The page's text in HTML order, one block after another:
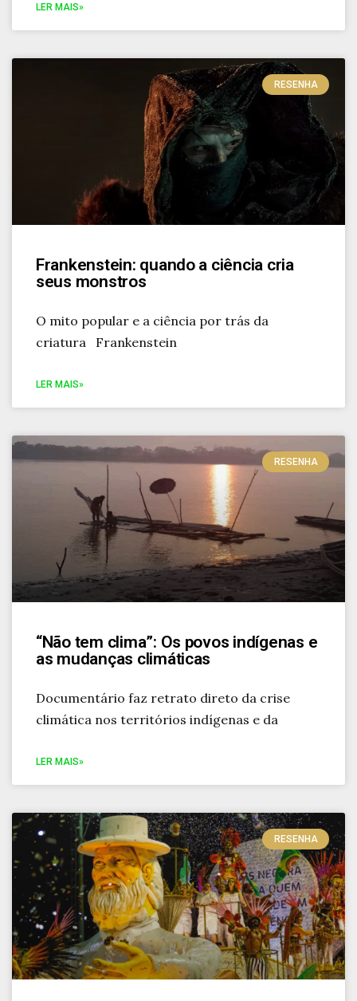
LER MAIS»
RESENHA
Frankenstein: quando a ciência cria
seus monstros
O mito popular e a ciência por trás da
criatura Frankenstein
LER MAIS»
RESENHA
“Não tem clima”: Os povos indígenas e
as mudanças climáticas
Documentário faz retrato direto da crise
climática nos territórios indígenas e da
LER MAIS»
RESENHA